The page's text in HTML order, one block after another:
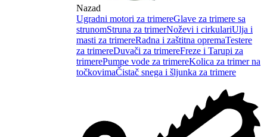
Nazad
Ugradni motori za trimereGlave za trimere sa
strunomStruna za trimerNoževi i cirkulariUlja i
masti za trimereRadna i zaštitna opremaTestere
za trimereDuvači za trimereFreze i Tarupi za
trimerePumpe vode za trimereKolica za trimer na
točkovimaČistač snega i šljunka za trimere